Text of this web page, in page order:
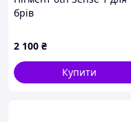
брів
2 100 ₴
Купити